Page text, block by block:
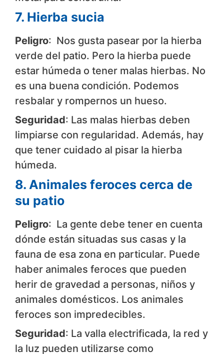
7. Hierba sucia
Peligro: Nos gusta pasear por la hierba
verde del patio. Pero la hierba puede
estar húmeda o tener malas hierbas. No
es una buena condición. Podemos
resbalar y rompernos un hueso.
Seguridad: Las malas hierbas deben
limpiarse con regularidad. Además, hay
que tener cuidado al pisar la hierba
húmeda.
8. Animales feroces cerca de
su patio
Peligro: La gente debe tener en cuenta
dónde están situadas sus casas y la
fauna de esa zona en particular. Puede
haber animales feroces que pueden
herir de gravedad a personas, niños y
animales domésticos. Los animales
feroces son impredecibles.
Seguridad: La valla electrificada, la red y
la luz pueden utilizarse como